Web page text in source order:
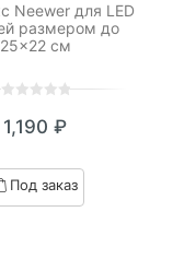
Neewer для LED
размером до
25×22 см
out
based
on
1,190 ₽
Под заказ